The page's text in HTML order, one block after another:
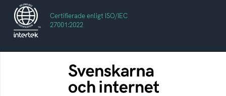
Certifierade enligt ISO/IEC
27001:2022
Svenskarna och internet
En årlig studie av svenska folkets
internetvanor